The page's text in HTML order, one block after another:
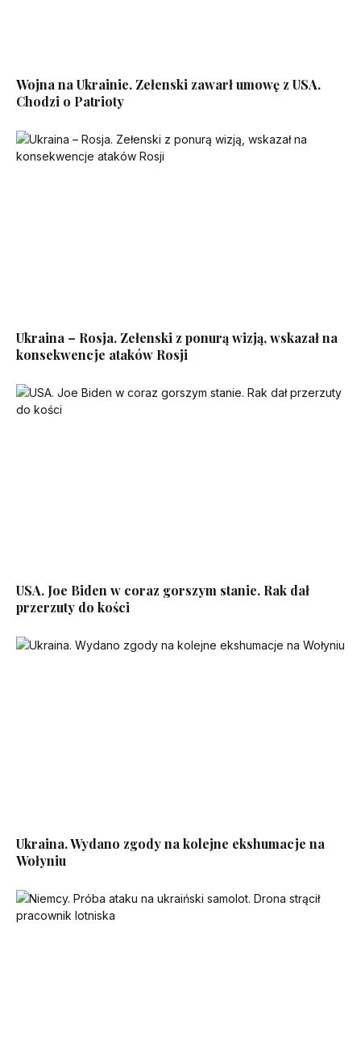
Wojna na Ukrainie. Zełenski zawarł umowę z USA.
Chodzi o Patrioty
Ukraina – Rosja. Zełenski z ponurą wizją, wskazał na
konsekwencje ataków Rosji
USA. Joe Biden w coraz gorszym stanie. Rak dał
przerzuty do kości
Ukraina. Wydano zgody na kolejne ekshumacje na
Wołyniu